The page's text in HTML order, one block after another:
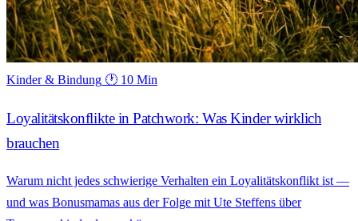
Kinder & Bindung 🕐 10 Min
Loyalitätskonflikte in Patchwork: Was Kinder wirklich
brauchen
Warum nicht jedes schwierige Verhalten ein Loyalitätskonflikt ist —
und was Bonusmamas aus der Folge mit Ute Steffens über